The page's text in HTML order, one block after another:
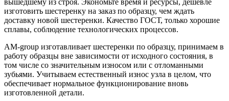
изготовить шестеренку на заказ по образцу, чем ждать
доставку новой шестеренки. Качество ГОСТ, только хорошие
сплавы, соблюдение технологических процессов.
AM-group изготавливает шестеренки по образцу, принимаем в
работу образцы вне зависимости от исходного состояния, в
том числе со значительным износом или с отломанными
зубьями. Учитываем естественный износ узла в целом, что
обеспечивает нормальное функционирование вновь
изготовленной детали.